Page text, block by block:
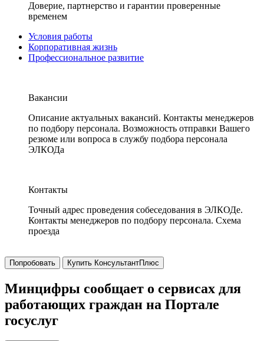
Доверие, партнерство и гарантии проверенные
временем
Условия работы
Корпоративная жизнь
Профессиональное развитие
Вакансии
Описание актуальных вакансий. Контакты менеджеров
по подбору персонала. Возможность отправки Вашего
резюме или вопроса в службу подбора персонала
ЭЛКОДа
Контакты
Точный адрес проведения собеседования в ЭЛКОДе.
Контакты менеджеров по подбору персонала. Схема
проезда
Попробовать Купить КонсультантПлюс
Минцифры сообщает о сервисах для
работающих граждан на Портале
госуслуг